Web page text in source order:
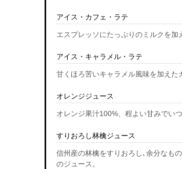
アイス・カフェ・ラテ
エスプレッソにたっぷりのミルクを加
アイス・キャラメル・ラテ
甘くほろ苦いキャラメル風味を加えた
オレンジジュース
オレンジ果汁100%、程よい甘みでい
すりおろし林檎ジュース
信州産の林檎をすりおろし､余分なも
のジュース。